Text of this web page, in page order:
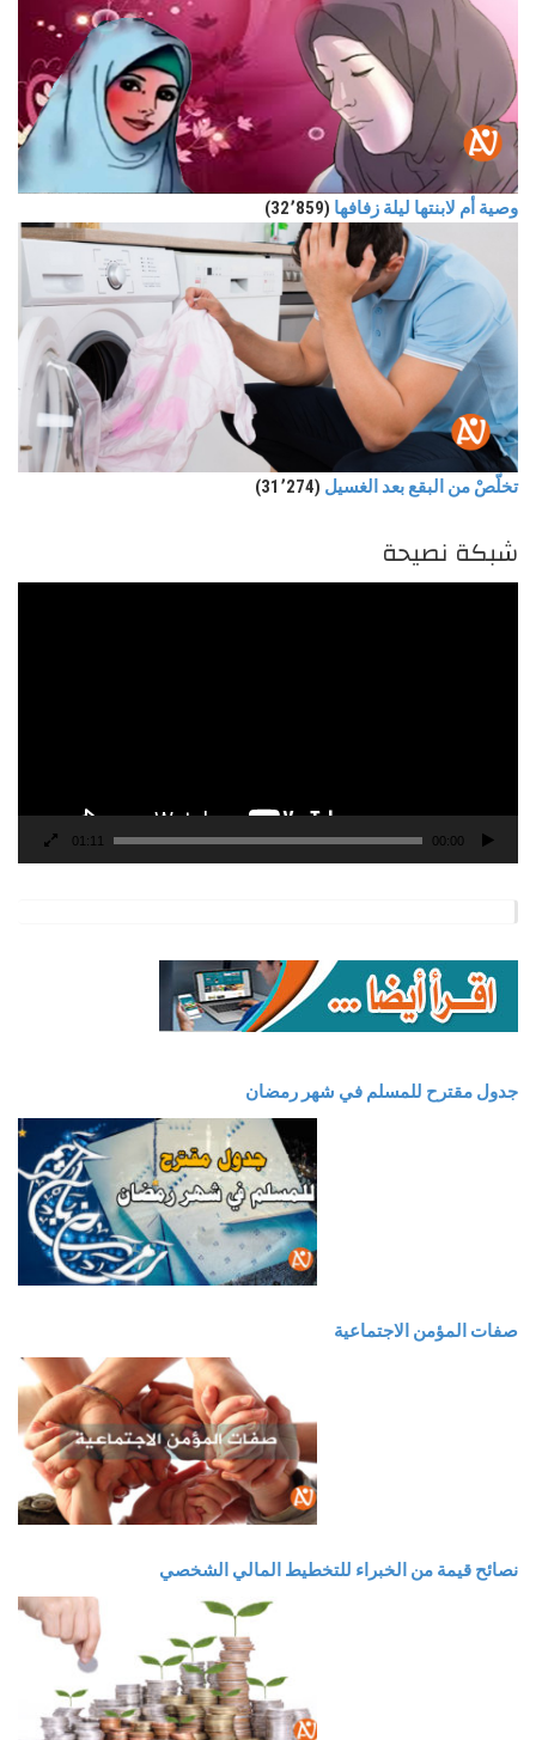
وصية أم لابنتها ليلة زفافها (32٬859)
تخلّصْ من البقع بعد الغسيل (31٬274)
شبكة نصيحة
00:00
01:11
جدول مقترح للمسلم في شهر رمضان
صفات المؤمن الاجتماعية
نصائح قيمة من الخبراء للتخطيط المالي الشخصي